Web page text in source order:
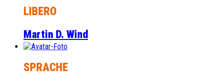
LIBERO
Martin D. Wind
SPRACHE